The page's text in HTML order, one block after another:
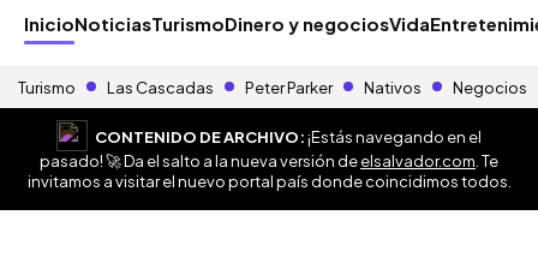
InicioNoticiasTurismoDinero y negociosVida
Turismo Las Cascadas Peter Parker Nativos Negocios
CONTENIDO DE ARCHIVO:¡Estás navegando en el
pasado! 🚀 Da el salto a la nueva versión deelsalvador.com . Te
invitamos a visitar el nuevo portal país donde coincidimos todos.